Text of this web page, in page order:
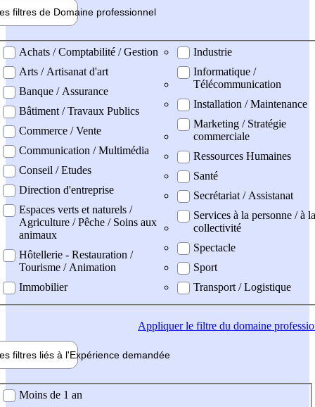
filtres de Domaine professionnel
professionel
Achats / Comptabilité / Gestion
Arts / Artisanat d'art
Banque / Assurance
Bâtiment / Travaux Publics
Commerce / Vente
Communication / Multimédia
Conseil / Etudes
Direction d'entreprise
Espaces verts et naturels /
Agriculture / Pêche / Soins aux
animaux
Hôtellerie - Restauration /
Tourisme / Animation
Immobilier
Industrie
Informatique /
Télécommunication
Installation / Maintenance
Marketing / Stratégie
commerciale
Ressources Humaines
Santé
Secrétariat / Assistanat
Services à la personne / à la
collectivité
Spectacle
Sport
Transport / Logistique
Appliquerle filtre du domaine
filtres liés à l'Expérience demandée
demandée
Moins de 1 an